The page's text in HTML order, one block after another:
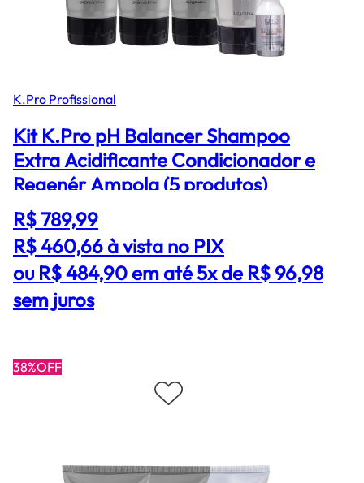
K.Pro Profissional
Kit K.Pro pH Balancer Shampoo
Extra Acidificante Condicionador e
Regenér Ampola (5 produtos)
R$ 789,99
R$ 460,66à vista no PIX
ou R$ 484,90 em até 5x de R$ 96,98
sem juros
38%OFF